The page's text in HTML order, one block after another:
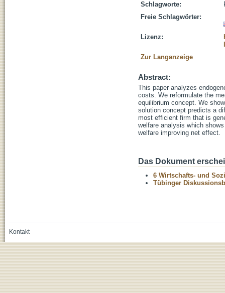
Schlagworte:
Freie Schlagwörter:
Lizenz:
Zur Langanzeige
Abstract:
This paper analyzes
costs. We reformulate the
equilibrium concept. We
solution concept predicts a
most efficient firm that is
welfare analysis which
welfare improving net effect.
Das Dokument
6 Wirtschafts- und
Tübinger
Kontakt